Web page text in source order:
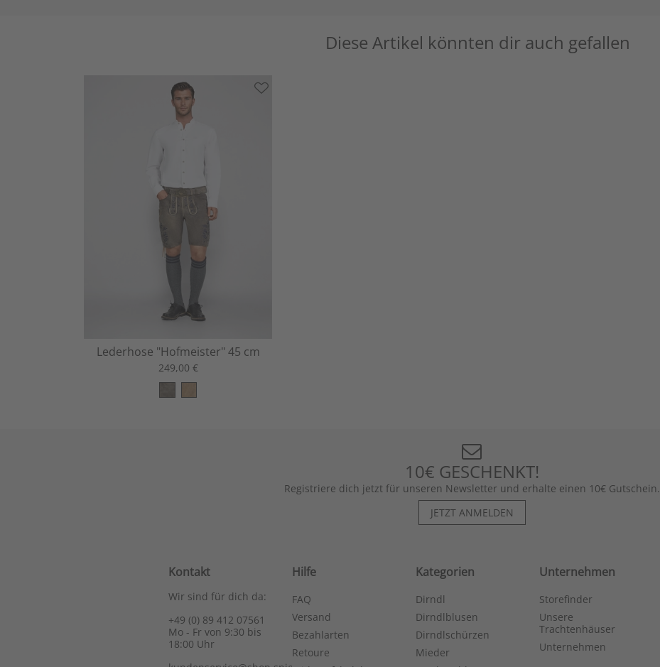
Diese Artikel könnten dir auch gefallen
Lederhose "Hofmeister" 45 cm
249,00 €
10€ GESCHENKT!
Registriere dich jetzt für unseren Newsletter und erhalte einen 10€ Gutschein.
JETZT ANMELDEN
Hilfe
FAQ
Versand
Bezahlarten
Retoure
Kontakt
Wir sind für dich da:
+49 (0) 89 412 07561
Mo - Fr von 9:30 bis
18:00 Uhr
Kategorien
Dirndl
Dirndlblusen
Dirndlschürzen
Mieder
Unternehmen
Storefinder
Unsere
Trachtenhäuser
Unternehmen